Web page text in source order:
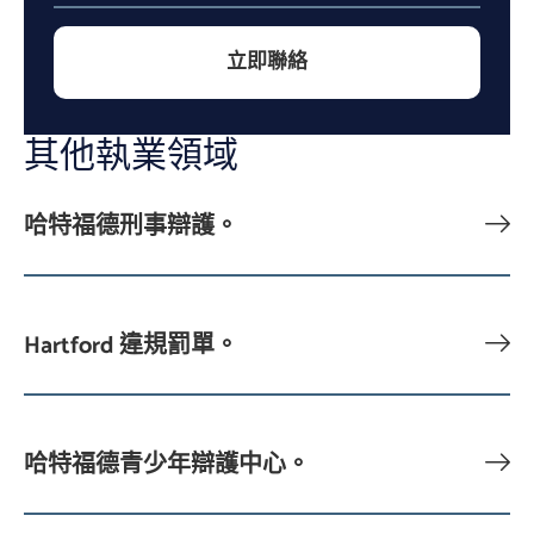
立即聯絡
其他執業領域
哈特福德刑事辯護。
Hartford 違規罰單。
哈特福德青少年辯護中心。